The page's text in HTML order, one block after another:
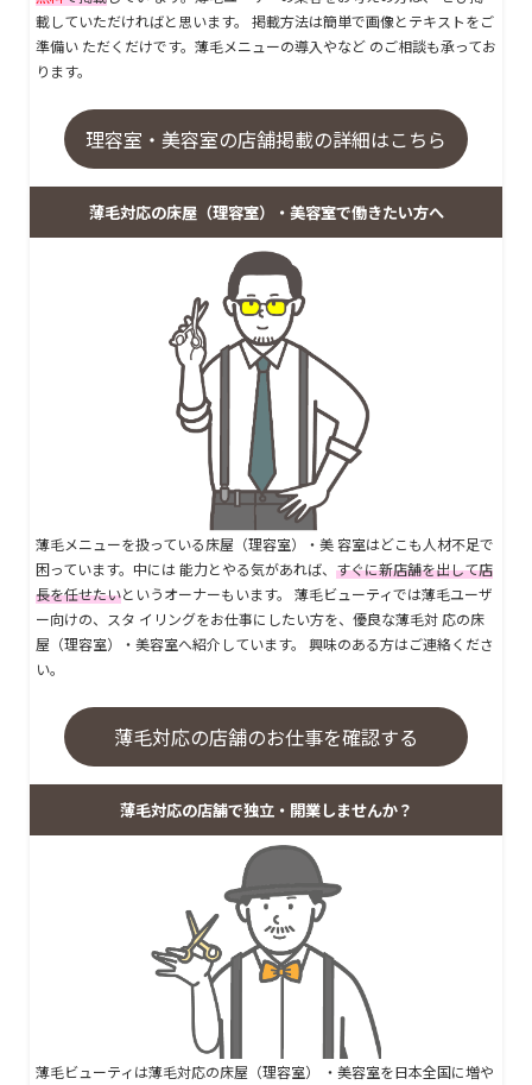
載していただければと思います。 掲載方法は簡単で画像とテキストをご
準備い ただくだけです。薄毛メニューの導入やなど のご相談も承ってお
ります。
理容室・美容室の店舗掲載の詳細はこちら
薄毛対応の床屋（理容室）・美容室で働きたい方へ
薄毛メニューを扱っている床屋（理容室）・美 容室はどこも人材不足で
困っています。中には 能力とやる気があれば、 すぐに新店舗を出して店
長を任せたいというオーナーもいます。 薄毛ビューティでは薄毛ユーザ
ー向けの、スタ イリングをお仕事にしたい方を、優良な薄毛対 応の床
屋（理容室）・美容室へ紹介しています。 興味のある方はご連絡くださ
い。
薄毛対応の店舗のお仕事を確認する
薄毛対応の店舗で独立・開業しませんか？
薄毛ビューティは薄毛対応の床屋（理容室） ・美容室を日本全国に増や